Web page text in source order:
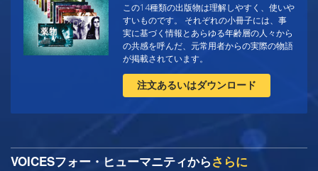
この14種類の出版物は理解しやすく、使いや
すいものです。 それぞれの小冊子には、事
実に基づく情報とあらゆる年齢層の人々から
の共感を呼んだ、元常用者からの実際の物語
が掲載されています。
注文あるいはダウンロード
VOICESフォー・ヒューマニティからさらに